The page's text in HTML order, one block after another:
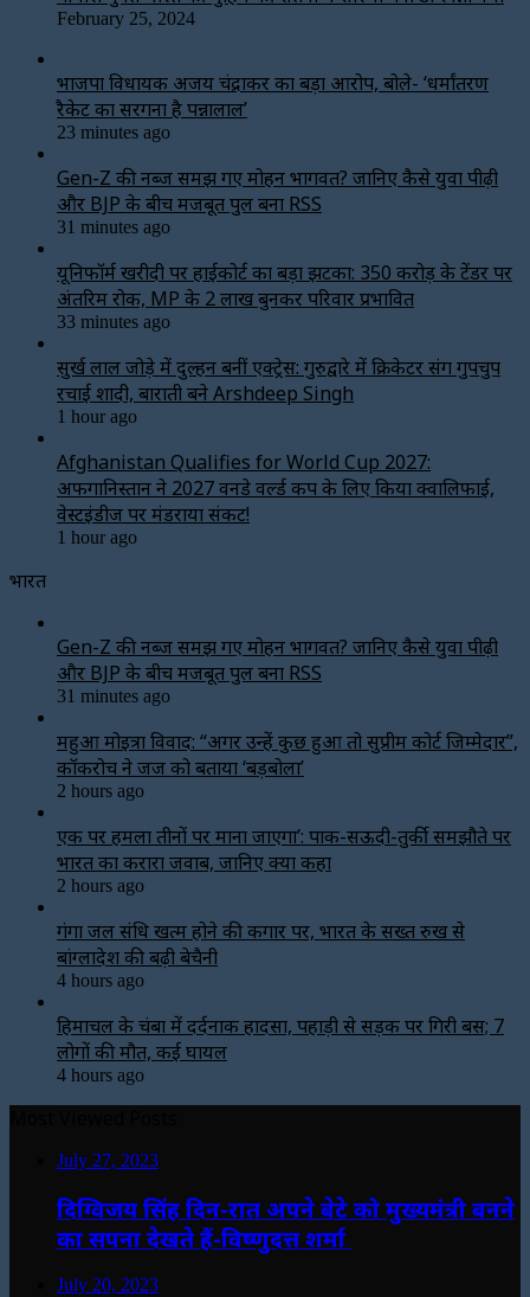
February 25, 2024
भाजपा विधायक अजय चंद्राकर का बड़ा आरोप, बोले- ‘धर्मांतरण
रैकेट का सरगना है पन्नालाल’
23 minutes ago
Gen-Z की नब्ज समझ गए मोहन भागवत? जानिए कैसे युवा पीढ़ी
और BJP के बीच मजबूत पुल बना RSS
31 minutes ago
यूनिफॉर्म खरीदी पर हाईकोर्ट का बड़ा झटका: 350 करोड़ के टेंडर पर
अंतरिम रोक, MP के 2 लाख बुनकर परिवार प्रभावित
33 minutes ago
सुर्ख लाल जोड़े में दुल्हन बनीं एक्ट्रेस: गुरुद्वारे में क्रिकेटर संग गुपचुप
रचाई शादी, बाराती बने Arshdeep Singh
1 hour ago
Afghanistan Qualifies for World Cup 2027:
अफगानिस्तान ने 2027 वनडे वर्ल्ड कप के लिए किया क्वालिफाई,
वेस्टइंडीज पर मंडराया संकट!
1 hour ago
भारत
Gen-Z की नब्ज समझ गए मोहन भागवत? जानिए कैसे युवा पीढ़ी
और BJP के बीच मजबूत पुल बना RSS
31 minutes ago
महुआ मोइत्रा विवाद: “अगर उन्हें कुछ हुआ तो सुप्रीम कोर्ट जिम्मेदार”,
कॉकरोच ने जज को बताया ‘बड़बोला’
2 hours ago
एक पर हमला तीनों पर माना जाएगा’: पाक-सऊदी-तुर्की समझौते पर
भारत का करारा जवाब, जानिए क्या कहा
2 hours ago
गंगा जल संधि खत्म होने की कगार पर, भारत के सख्त रुख से
बांग्लादेश की बढ़ी बेचैनी
4 hours ago
हिमाचल के चंबा में दर्दनाक हादसा, पहाड़ी से सड़क पर गिरी बस; 7
लोगों की मौत, कई घायल
4 hours ago
July 27, 2023
दिग्विजय सिंह दिन-रात अपने बेटे को मुख्यमंत्री बनने
का सपना देखते हैं-विष्णुदत्त शर्मा
July 20, 2023